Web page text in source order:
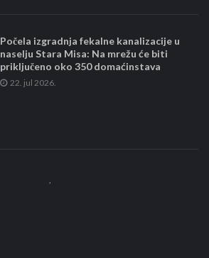
Počela izgradnja fekalne kanalizacije u
naselju Stara Misa: Na mrežu će biti
priključeno oko 350 domaćinstava
22. jul 2026.